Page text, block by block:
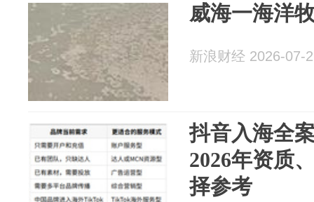
威海一海洋
新浪财经 2026-07-
抖音入海全
2026年资质
择参考